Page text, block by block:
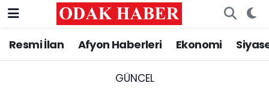
Resmi İlan Afyon Haberleri Ekonomi
GÜNCEL
AFYONKARAHİSAR HABERLERİ
Nöbetçi Eczaneler